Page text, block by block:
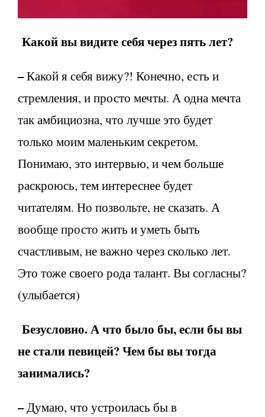
Какой вы видите себя через пять лет?
–Какой я себя вижу?! Конечно, есть и
стремления, и просто мечты. А одна мечта
так амбициозна, что лучше это будет
только моим маленьким секретом.
Понимаю, это интервью, и чем больше
раскроюсь, тем интереснее будет
читателям. Но позвольте, не сказать. А
вообще просто жить и уметь быть
счастливым, не важно через сколько лет.
Это тоже своего рода талант. Вы согласны?
(улыбается)
Безусловно. А что было бы, если бы вы
не стали певицей? Чем бы вы тогда
занимались?
–Думаю, что устроилась бы в